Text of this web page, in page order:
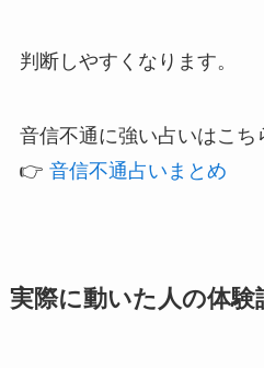
判断しやすくなります。
音信不通に強い占いはこち
👉 音信不通占いまとめ
実際に動いた人の体験